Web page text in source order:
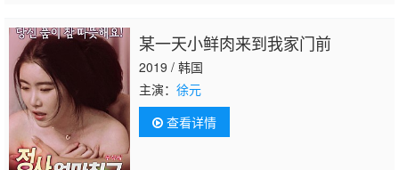
某一天小鲜肉来到我家门前
2019 / 韩国
主演： 徐元
查看详情